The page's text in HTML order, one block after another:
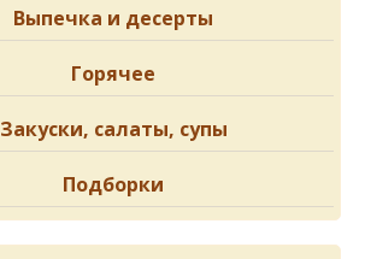
Выпечка и десерты
Горячее
Закуски, салаты, супы
Подборки